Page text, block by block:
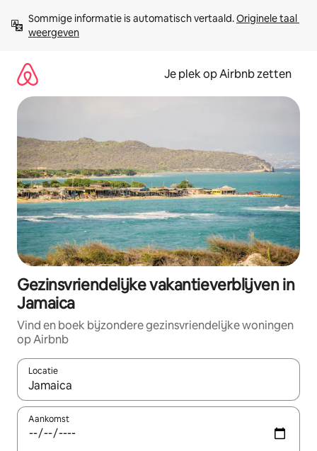
direct
naar
Sommige informatie is automatisch vertaald. Originele taal
weergeven
Je plek op Airbnb zetten
Gezinsvriendelijke vakantieverblijven in
Jamaica
Vind en boek bijzondere gezinsvriendelijke woningen
op Airbnb
Locatie
Wanneer er resultaten beschikbaar zijn, maak je een keuze
Aankomst